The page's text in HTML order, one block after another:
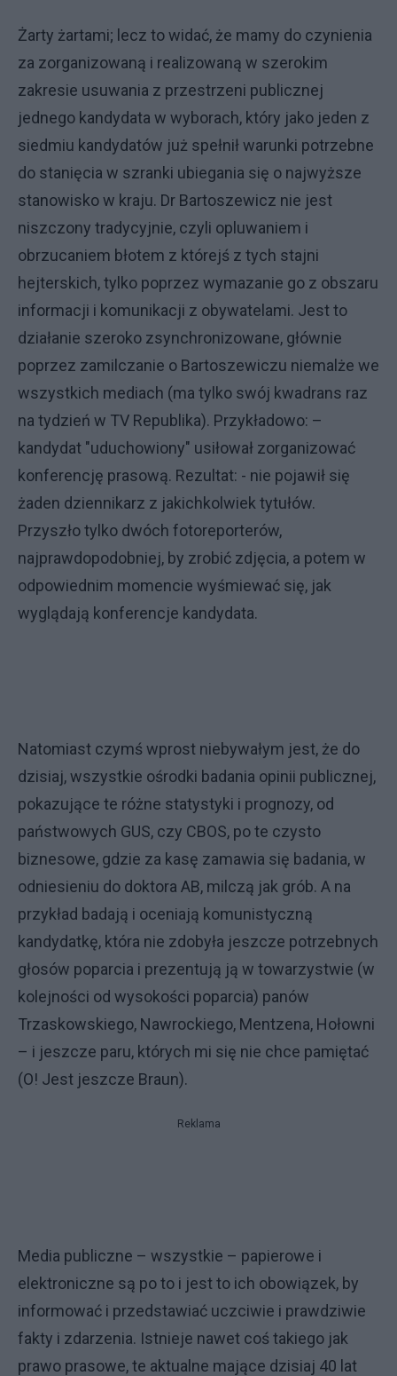
Żarty żartami; lecz to widać, że mamy do czynienia
za zorganizowaną i realizowaną w szerokim
zakresie usuwania z przestrzeni publicznej
jednego kandydata w wyborach, który jako jeden z
siedmiu kandydatów już spełnił warunki potrzebne
do stanięcia w szranki ubiegania się o najwyższe
stanowisko w kraju. Dr Bartoszewicz nie jest
niszczony tradycyjnie, czyli opluwaniem i
obrzucaniem błotem z którejś z tych stajni
hejterskich, tylko poprzez wymazanie go z obszaru
informacji i komunikacji z obywatelami. Jest to
działanie szeroko zsynchronizowane, głównie
poprzez zamilczanie o Bartoszewiczu niemalże we
wszystkich mediach (ma tylko swój kwadrans raz
na tydzień w TV Republika). Przykładowo: –
kandydat "uduchowiony" usiłował zorganizować
konferencję prasową. Rezultat: - nie pojawił się
żaden dziennikarz z jakichkolwiek tytułów.
Przyszło tylko dwóch fotoreporterów,
najprawdopodobniej, by zrobić zdjęcia, a potem w
odpowiednim momencie wyśmiewać się, jak
wyglądają konferencje kandydata.
Natomiast czymś wprost niebywałym jest, że do
dzisiaj, wszystkie ośrodki badania opinii publicznej,
pokazujące te różne statystyki i prognozy, od
państwowych GUS, czy CBOS, po te czysto
biznesowe, gdzie za kasę zamawia się badania, w
odniesieniu do doktora AB, milczą jak grób. A na
przykład badają i oceniają komunistyczną
kandydatkę, która nie zdobyła jeszcze potrzebnych
głosów poparcia i prezentują ją w towarzystwie (w
kolejności od wysokości poparcia) panów
Trzaskowskiego, Nawrockiego, Mentzena, Hołowni
– i jeszcze paru, których mi się nie chce pamiętać
(O! Jest jeszcze Braun).
Reklama
Media publiczne – wszystkie – papierowe i
elektroniczne są po to i jest to ich obowiązek, by
informować i przedstawiać uczciwie i prawdziwie
fakty i zdarzenia. Istnieje nawet coś takiego jak
prawo prasowe, te aktualne mające dzisiaj 40 lat